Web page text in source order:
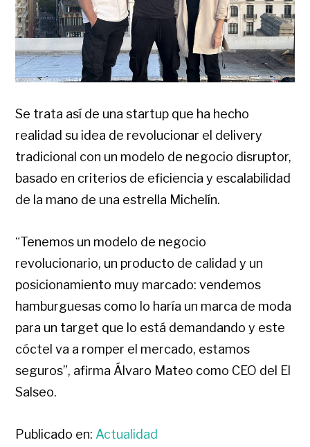
Se trata así de una startup que ha hecho
realidad su idea de revolucionar el delivery
tradicional con un modelo de negocio disruptor,
basado en criterios de eficiencia y escalabilidad
de la mano de una estrella Michelín.
“Tenemos un modelo de negocio
revolucionario, un producto de calidad y un
posicionamiento muy marcado: vendemos
hamburguesas como lo haría un marca de moda
para un target que lo está demandando y este
cóctel va a romper el mercado, estamos
seguros”, afirma Álvaro Mateo como CEO del El
Salseo.
Publicado en: Actualidad